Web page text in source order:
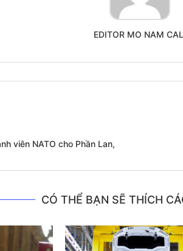
EDITOR MO NAM
viên NATO cho Phần Lan,
CÓ THỂ BẠN SẼ THÍCH